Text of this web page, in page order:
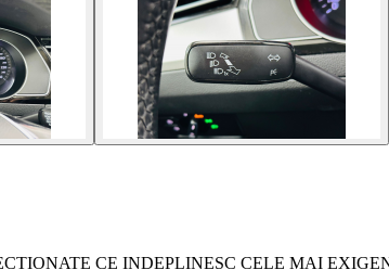
CE INDEPLINESC CELE MAI